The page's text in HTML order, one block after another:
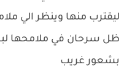
ليقترب منها وينظر الي
ظل سرحان في ملامحها
بشعور غريب